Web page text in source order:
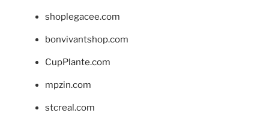
shoplegacee.com
bonvivantshop.com
CupPlante.com
mpzin.com
stcreal.com